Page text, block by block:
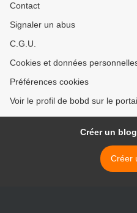
Contact
Signaler un abus
C.G.U.
Cookies et données
Préférences cookies
Voir le profil de bobd sur le
Créer un
Créer